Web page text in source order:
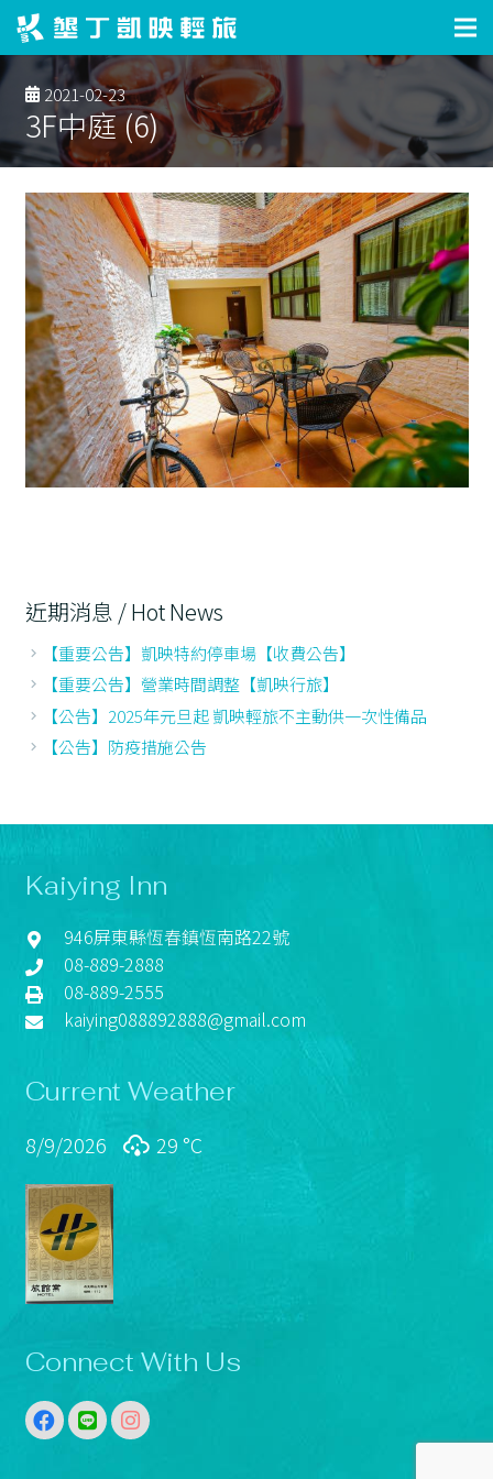
2021-02-23
3F中庭 (6)
近期消息 / Hot News
【重要公告】凱映特約停車場【收費公告】
【重要公告】營業時間調整【凱映行旅】
【公告】2025年元旦起 凱映輕旅不主動供一次性備品
【公告】防疫措施公告
Kaiying Inn
946屏東縣恆春鎮恆南路22號
08-889-2888
08-889-2555
kaiying088892888@gmail.com
Current Weather
8/9/2026 29 °C
Connect With Us